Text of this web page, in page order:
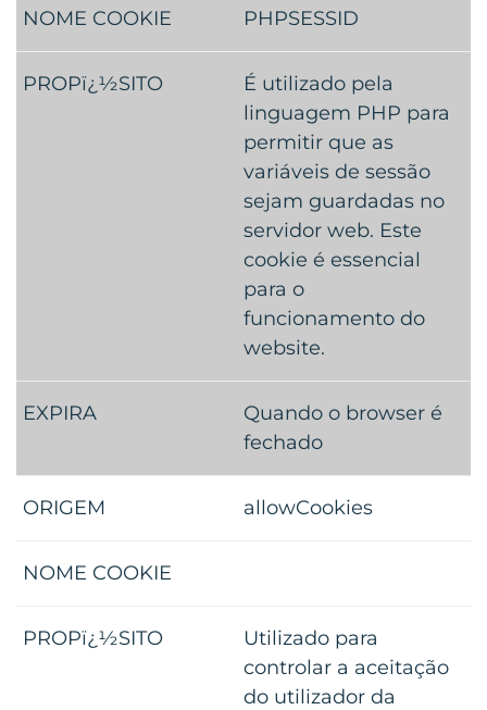
PHPSESSID
É utilizado pela
linguagem PHP para
permitir que as
variáveis de sessão
sejam guardadas no
servidor web. Este
cookie é essencial
para o
funcionamento do
website.
Quando o browser é
fechado
allowCookies
Utilizado para
controlar a aceitação
do utilizador da